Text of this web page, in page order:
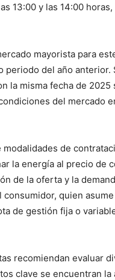
13:00 y las 14:00
mayorista para
periodo del año anterior.
la misma fecha de 2025
del mercado
de
la energía al precio de
de la oferta y la
quien
de gestión fija o
recomiendan evaluar
clave se encuentran la